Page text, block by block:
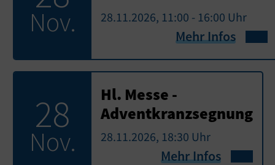
Nov. 28.11.2026, 11:00 - 16:00 Uhr
Mehr Infos
28
Nov.
Hl. Messe -
Adventkranzsegnung
28.11.2026, 18:30 Uhr
Mehr Infos